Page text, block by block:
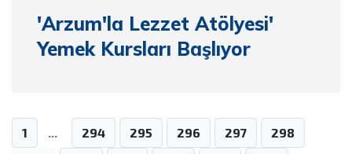
'Arzum'la Lezzet Atölyesi'
Yemek Kursları Başlıyor
1 ... 294 295 296 297
298